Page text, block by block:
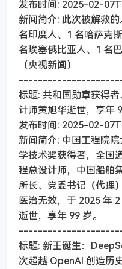
发布时间: 2025-02-
新闻简介: 此次被解救
名印度人、1 名哈萨克
名埃塞俄比亚人、1 名
（央视新闻）
标题: 共和国勋章获得
计师黄旭华逝世，享年
发布时间: 2025-02-
新闻简介: 中国工程院
学技术奖获得者，全国
程总设计师，中国船舶
所长、党委书记（代理
医治无效，于 2025 年
逝世，享年 99 岁。
标题: 新王诞生：
次超越 OpenAI 创造历